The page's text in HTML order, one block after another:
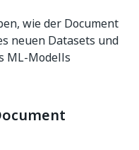
wie der Document
neuen Datasets und
ML-Modells